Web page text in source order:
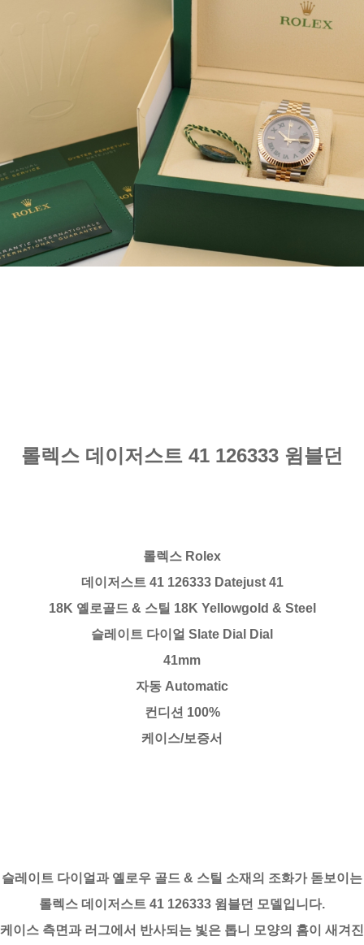
롤렉스 데이저스트 41 126333 윔블던
롤렉스 Rolex
데이저스트 41 126333 Datejust 41
18K 옐로골드 & 스틸 18K Yellowgold & Steel
슬레이트 다이얼 Slate Dial Dial
41mm
자동 Automatic
컨디션 100%
케이스/보증서
슬레이트 다이얼과 옐로우 골드 & 스틸 소재의 조화가 돋보이는
롤렉스 데이저스트 41 126333 윔블던 모델입니다.
케이스 측면과 러그에서 반사되는 빛은 톱니 모양의 홈이 새겨진